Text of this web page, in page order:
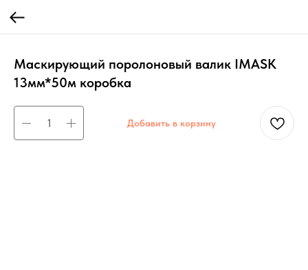
Маскирующий поролоновый валик IMASK
13мм*50м коробка
Добавить в корзину